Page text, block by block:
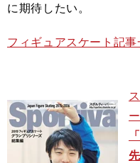
に期待したい。
フィギュアスケート記事